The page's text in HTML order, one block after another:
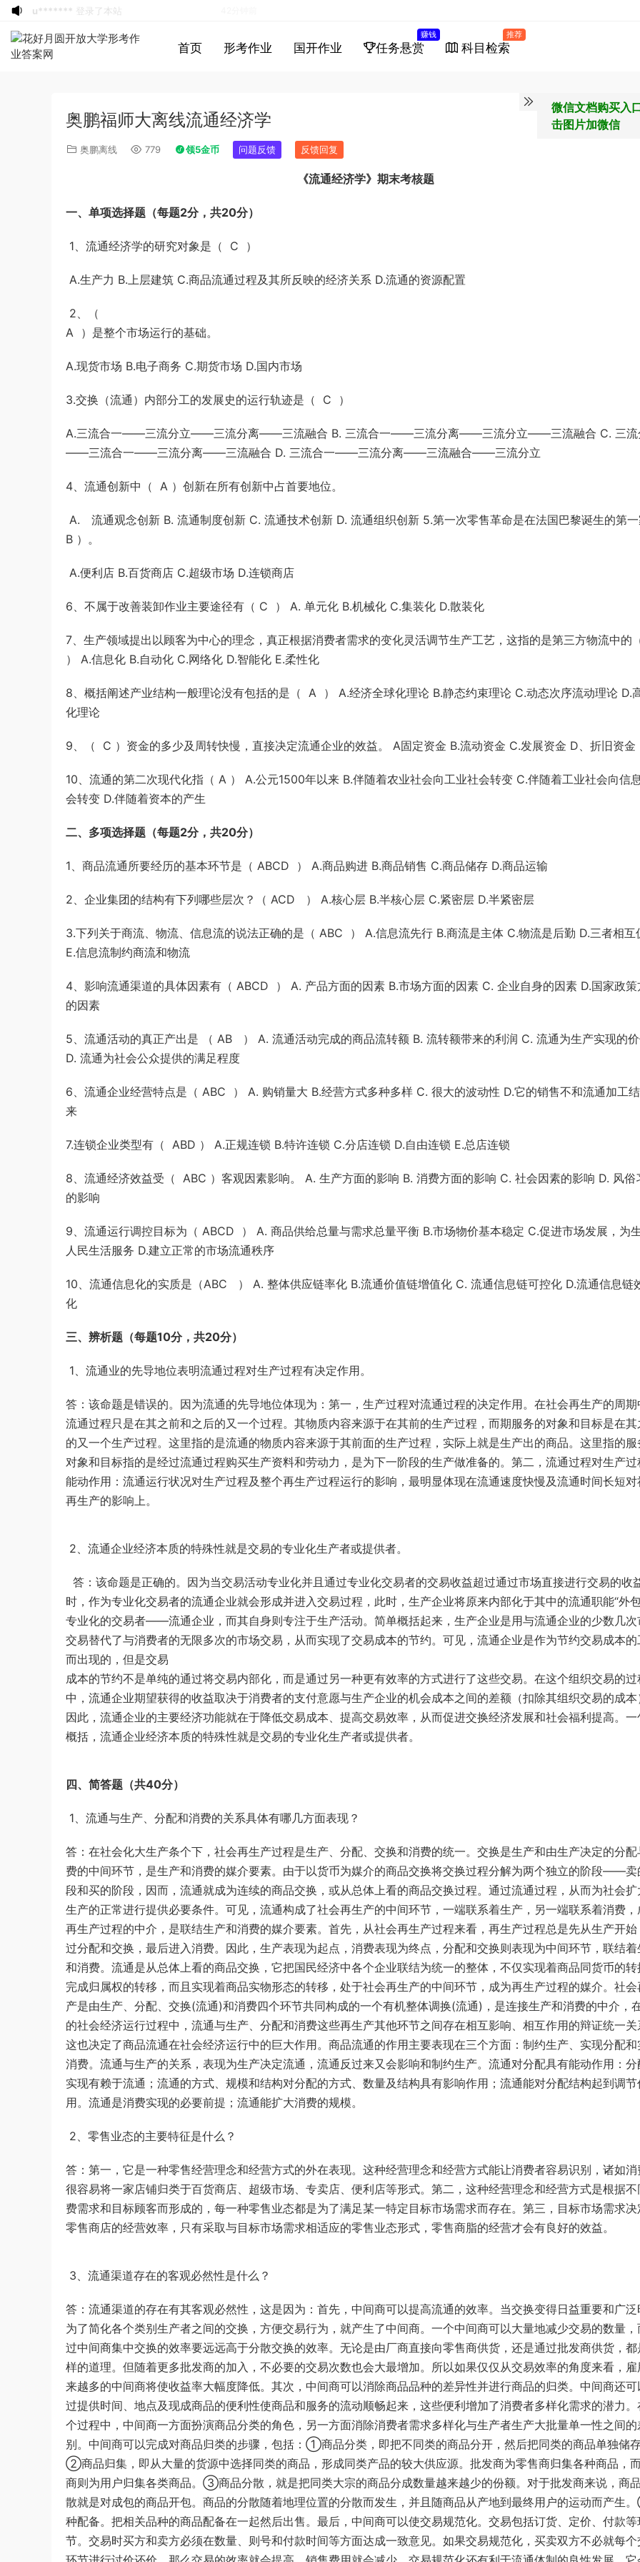
首页 形考作业 国开作业 任务悬赏
赚钱
科目检索
推荐
奥鹏福师大离线流通经济学
奥鹏离线 779 领5金币 问题反馈 反馈回复
《流通经济学》期末考核题
一、单项选择题（每题2分，共20分）
1、流通经济学的研究对象是（ C ）
A.生产力 B.上层建筑 C.商品流通过程及其所反映的经济关系 D.流通的资源配置
2、（
A ）是整个市场运行的基础。
A.现货市场 B.电子商务 C.期货市场 D.国内市场
3.交换（流通）内部分工的发展史的运行轨迹是（ C ）
A.三流合一——三流分立——三流分离——三流融合 B. 三流合一——三流分离——三流分立——三流融合 C. 三流
——三流合一——三流分离——三流融合 D. 三流合一——三流分离——三流融合——三流分立
4、流通创新中（ A ）创新在所有创新中占首要地位。
A. 流通观念创新 B. 流通制度创新 C. 流通技术创新 D. 流通组织创新 5.第一次零售革命是在法国巴黎诞生的第一
B ）。
A.便利店 B.百货商店 C.超级市场 D.连锁商店
6、不属于改善装卸作业主要途径有（ C ） A. 单元化 B.机械化 C.集装化 D.散装化
7、生产领域提出以顾客为中心的理念，真正根据消费者需求的变化灵活调节生产工艺，这指的是第三方物流中的
） A.信息化 B.自动化 C.网络化 D.智能化 E.柔性化
8、概括阐述产业结构一般理论没有包括的是（ A ） A.经济全球化理论 B.静态约束理论 C.动态次序流动理论 D.
化理论
9、（ C ）资金的多少及周转快慢，直接决定流通企业的效益。 A固定资金 B.流动资金 C.发展资金 D、折旧资金
10、流通的第二次现代化指（ A ） A.公元1500年以来 B.伴随着农业社会向工业社会转变 C.伴随着工业社会向信
会转变 D.伴随着资本的产生
二、多项选择题（每题2分，共20分）
1、商品流通所要经历的基本环节是（ ABCD ） A.商品购进 B.商品销售 C.商品储存 D.商品运输
2、企业集团的结构有下列哪些层次？（ ACD ） A.核心层 B.半核心层 C.紧密层 D.半紧密层
3.下列关于商流、物流、信息流的说法正确的是（ ABC ） A.信息流先行 B.商流是主体 C.物流是后勤 D.三者相互
E.信息流制约商流和物流
4、影响流通渠道的具体因素有（ ABCD ） A. 产品方面的因素 B.市场方面的因素 C. 企业自身的因素 D.国家政策
的因素
5、流通活动的真正产出是 （ AB ） A. 流通活动完成的商品流转额 B. 流转额带来的利润 C. 流通为生产实现的
D. 流通为社会公众提供的满足程度
6、流通企业经营特点是（ ABC ） A. 购销量大 B.经营方式多种多样 C. 很大的波动性 D.它的销售不和流通加工
来
7.连锁企业类型有（ ABD ） A.正规连锁 B.特许连锁 C.分店连锁 D.自由连锁 E.总店连锁
8、流通经济效益受（ ABC ）客观因素影响。 A. 生产方面的影响 B. 消费方面的影响 C. 社会因素的影响 D. 风俗
的影响
9、流通运行调控目标为（ ABCD ） A. 商品供给总量与需求总量平衡 B.市场物价基本稳定 C.促进市场发展，为
人民生活服务 D.建立正常的市场流通秩序
10、流通信息化的实质是（ABC ） A. 整体供应链率化 B.流通价值链增值化 C. 流通信息链可控化 D.流通信息链
化
三、辨析题（每题10分，共20分）
1、流通业的先导地位表明流通过程对生产过程有决定作用。
答：该命题是错误的。因为流通的先导地位体现为：第一，生产过程对流通过程的决定作用。在社会再生产的周期
流通过程只是在其之前和之后的又一个过程。其物质内容来源于在其前的生产过程，而期服务的对象和目标是在其
的又一个生产过程。这里指的是流通的物质内容来源于其前面的生产过程，实际上就是生产出的商品。这里指的服
对象和目标指的是经过流通过程购买生产资料和劳动力，是为下一阶段的生产做准备的。第二，流通过程对生产过
能动作用：流通运行状况对生产过程及整个再生产过程运行的影响，最明显体现在流通速度快慢及流通时间长短对
再生产的影响上。
2、流通企业经济本质的特殊性就是交易的专业化生产者或提供者。
答：该命题是正确的。因为当交易活动专业化并且通过专业化交易者的交易收益超过通过市场直接进行交易的收
时，作为专业化交易者的流通企业就会形成并进入交易过程，此时，生产企业将原来内部化于其中的流通职能“外
专业化的交易者——流通企业，而其自身则专注于生产活动。简单概括起来，生产企业是用与流通企业的少数几次
交易替代了与消费者的无限多次的市场交易，从而实现了交易成本的节约。可见，流通企业是作为节约交易成本的
而出现的，但是交易
成本的节约不是单纯的通过将交易内部化，而是通过另一种更有效率的方式进行了这些交易。在这个组织交易的过
中，流通企业期望获得的收益取决于消费者的支付意愿与生产企业的机会成本之间的差额（扣除其组织交易的成本
因此，流通企业的主要经济功能就在于降低交易成本、提高交易效率，从而促进交换经济发展和社会福利提高。一
概括，流通企业经济本质的特殊性就是交易的专业化生产者或提供者。
四、简答题（共40分）
1、流通与生产、分配和消费的关系具体有哪几方面表现？
答：在社会化大生产条个下，社会再生产过程是生产、分配、交换和消费的统一。交换是生产和由生产决定的分配
费的中间环节，是生产和消费的媒介要素。由于以货币为媒介的商品交换将交换过程分解为两个独立的阶段——卖
段和买的阶段，因而，流通就成为连续的商品交换，或从总体上看的商品交换过程。通过流通过程，从而为社会扩
生产的正常进行提供必要条件。可见，流通构成了社会再生产的中间环节，一端联系着生产，另一端联系着消费，
再生产过程的中介，是联结生产和消费的媒介要素。首先，从社会再生产过程来看，再生产过程总是先从生产开始
过分配和交换，最后进入消费。因此，生产表现为起点，消费表现为终点，分配和交换则表现为中间环节，联结着
和消费。流通是从总体上看的商品交换，它把国民经济中各个企业联结为统一的整体，不仅实现着商品同货币的转
完成归属权的转移，而且实现着商品实物形态的转移，处于社会再生产的中间环节，成为再生产过程的媒介。社会
产是由生产、分配、交换(流通)和消费四个环节共同构成的一个有机整体调换(流通)，是连接生产和消费的中介，
的社会经济运行过程中，流通与生产、分配和消费这些再生产其他环节之间存在相互影响、相互作用的辩证统一关
这也决定了商品流通在社会经济运行中的巨大作用。商品流通的作用主要表现在三个方面：制约生产、实现分配和
消费。流通与生产的关系，表现为生产决定流通，流通反过来又会影响和制约生产。流通对分配具有能动作用：分
实现有赖于流通；流通的方式、规模和结构对分配的方式、数量及结构具有影响作用；流通能对分配结构起到调节
用。流通是消费实现的必要前提；流通能扩大消费的规模。
2、零售业态的主要特征是什么？
答：第一，它是一种零售经营理念和经营方式的外在表现。这种经营理念和经营方式能让消费者容易识别，诸如消
很容易将一家店铺归类于百货商店、超级市场、专卖店、便利店等形式。第二，这种经营理念和经营方式是根据不
费需求和目标顾客而形成的，每一种零售业态都是为了满足某一特定目标市场需求而存在。第三，目标市场需求决
零售商店的经营效率，只有采取与目标市场需求相适应的零售业态形式，零售商脂的经营才会有良好的效益。
3、流通渠道存在的客观必然性是什么？
答：流通渠道的存在有其客观必然性，这是因为：首先，中间商可以提高流通的效率。当交换变得日益重要和广泛
为了简化各个类别生产者之间的交换，方便交易行为，就产生了中间商。一个中间商可以大量地减少交易的数量，
过中间商集中交换的效率要远远高于分散交换的效率。无论是由厂商直接向零售商供货，还是通过批发商供货，都
样的道理。但随着更多批发商的加入，不必要的交易次数也会大最增加。所以如果仅仅从交易效率的角度来看，雇
来越多的中间商将使收益率大幅度降低。其次，中间商可以消除商品品种的差异性并进行商品的归类。中间商还可
过提供时间、地点及现成商品的便利性使商品和服务的流动顺畅起来，这些便利增加了消费者多样化需求的潜力。
个过程中，中间商一方面扮演商品分类的角色，另一方面消除消费者需求多样化与生产者生产大批量单一性之间的
别。中间商可以完成对商品归类的步骤，包括：①商品分类，即把不同类的商品分开，然后把同类的商品单独储存
②商品归集，即从大量的货源中选择同类的商品，形成同类产品的较大供应源。批发商为零售商归集各种商品，
商则为用户归集各类商品。③商品分散，就是把同类大宗的商品分成数量越来越少的份额。对于批发商来说，商
散就是对成包的商品开包。商品的分散随着地理位置的分散而发生，并且随商品从产地到最终用户的运动而产生
种配备。把相关品种的商品配备在一起然后出售。最后，中间商可以使交易规范化。交易包括订货、定价、付款等
节。交易时买方和卖方必须在数量、则号和付款时间等方面达成一致意见。如果交易规范化，买卖双方不必就每个
微信文档购买入
击图片加微信
u******* 登录了本站
游客下载了资源2021年0327安徽公务
员考试《行测》真题答案及解析
u******* 3小时前
《申论》真题及参考答案（黑龙江省市
u*******登录了本站 5小时前
5小时前
5小时前
论》真题（黑龙江县乡卷）及答案
u******* 登录了本站 39分钟前
u*******登录了本站
u******* 登录了本站